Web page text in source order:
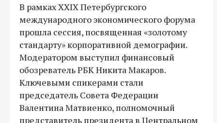
В рамках XXIX Петербургского
международного экономического форума
прошла сессия, посвященная «золотому
стандарту» корпоративной демографии.
Модератором выступил финансовый
обозреватель РБК Никита Макаров.
Ключевыми спикерами стали
председатель Совета Федерации
Валентина Матвиенко, полномочный
представитель президента в Центральном